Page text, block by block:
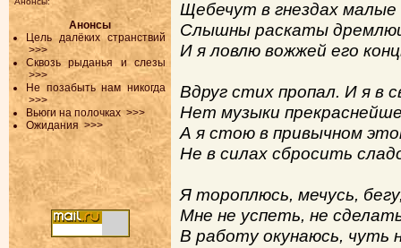
Анонсы
Цель далёких странствий
>>>
Сквозь рыданья и слезы
>>>
Не позабыть нам никогда
>>>
Вьюги на полочках >>>
Ожидания >>>
Щебечут в гнездах
Слышны раскаты
И я ловлю вожжей его
Вдруг стих пропал. И я в
Нет музыки
А я стою в привычном
Не в силах сбросить
Я тороплюсь, мечусь,
Мне не успеть, не
В работу окунаюсь, чуть